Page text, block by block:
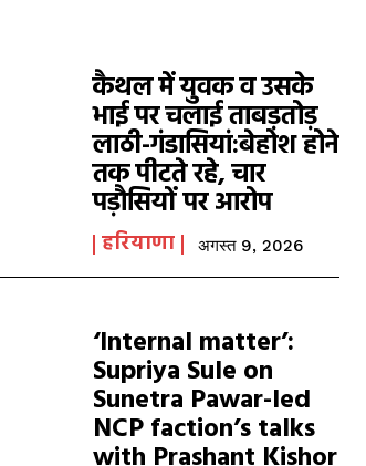
कैथल में युवक व उसके
भाई पर चलाई ताबड़तोड़
लाठी-गंडासियां:बेहोश होने
तक पीटते रहे, चार
पड़ौसियों पर आरोप
हरियाणा अगस्त 9, 2026
‘Internal matter’:
Supriya Sule on
Sunetra Pawar-led
NCP faction’s talks